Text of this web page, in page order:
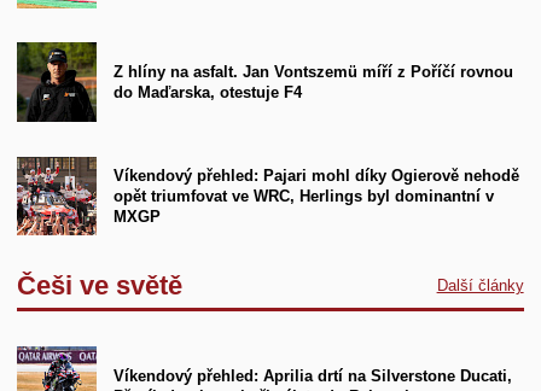
Z hlíny na asfalt. Jan Vontszemü míří z Poříčí rovnou
do Maďarska, otestuje F4
Víkendový přehled: Pajari mohl díky Ogierově nehodě
opět triumfovat ve WRC, Herlings byl dominantní v
MXGP
Češi ve světě Další články
Víkendový přehled: Aprilia drtí na Silverstone Ducati,